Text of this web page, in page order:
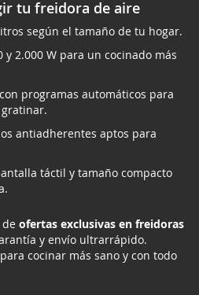
tu freidora de aire
según el tamaño de tu hogar.
y 2.000 W para un cocinado más
programas automáticos para
antiadherentes aptos para
táctil y tamaño compacto
ofertas exclusivas en freidoras
y envío ultrarrápido.
cocinar más sano y con todo